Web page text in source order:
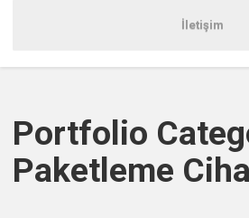
İletişim
Portfolio
Paketleme